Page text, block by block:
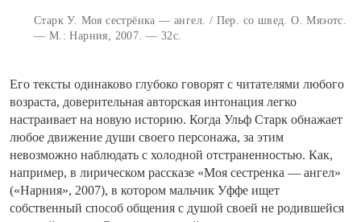
Старк У. Моя сестрёнка — ангел. / Пер. со швед. О. Мяэотс.
— М.: Нарния, 2007. — 32с.
Его тексты одинаково глубоко говорят с читателями любого
возраста, доверительная авторская интонация легко
настраивает на новую историю. Когда Ульф Старк обнажает
любое движение души своего персонажа, за этим
невозможно наблюдать с холодной отстраненностью. Как,
например, в лирическом рассказе «Моя сестренка — ангел»
(«Нарния», 2007), в котором мальчик Уффе ищет
собственный способ общения с душой своей не родившейся